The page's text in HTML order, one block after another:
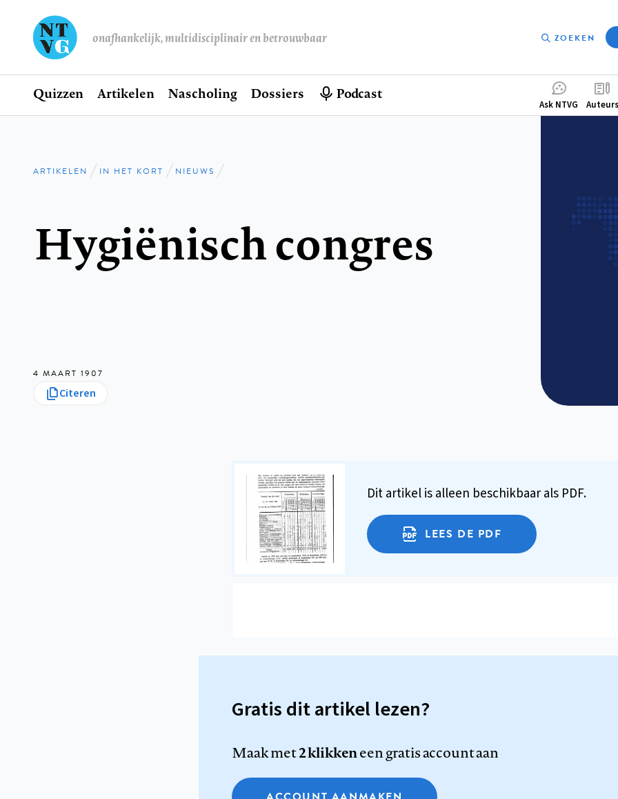
onafhankelijk, multidisciplinair en betrouwbaar ZOEKEN
Hoofdnavigatie
Home
Quizzen Artikelen Nascholing Dossiers Podcast
Ask NTVG Auteurs
Kruimelpad
ARTIKELEN IN HET KORT NIEUWS
Hygiënisch congres
4 MAART 1907
Citeren
Dit artikel is alleen beschikbaar als PDF.
LEES DE PDF
Gratis dit artikel lezen?
Maak met2 klikkeneen gratis account aan